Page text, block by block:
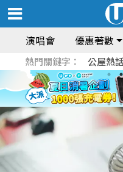
演唱會 優惠著數
熱門關鍵字： 公屋熱